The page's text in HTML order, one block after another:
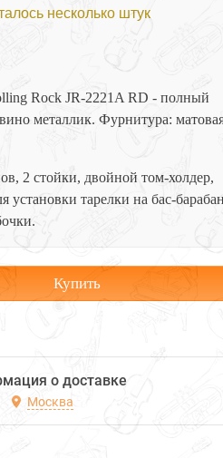
несколько штук
Rock JR-2221A RD - полный
металлик. Фурнитура:
2 стойки, двойной том-холдер,
установки тарелки на бас-
Купить
о доставке
Москва